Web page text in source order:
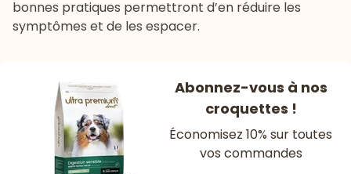
bonnes pratiques permettront d’en réduire les
symptômes et de les espacer.
Abonnez-vous à nos
croquettes !
Économisez 10% sur toutes
vos commandes